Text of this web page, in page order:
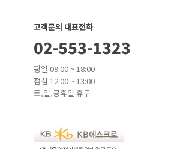
고객문의 대표전화
02-553-1323
평일 09:00 ~ 18:00
점심 12:00 ~ 13:00
토,일,공휴일 휴무